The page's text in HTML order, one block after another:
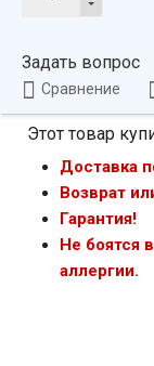
Задать вопрос
Сравнение
Этот товар
Доставка
Возврат
Гарантия!
Не боятся
аллергии.